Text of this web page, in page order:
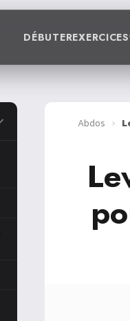
DÉBUTEREXERCICES
Abdos ›